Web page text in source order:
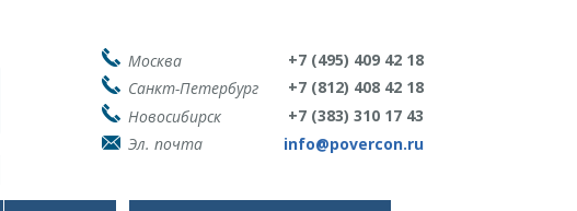
Москва
+7 (495) 409 42 18
Санкт-Петербург
+7 (812) 408 42 18
Новосибирск
+7 (383) 310 17 43
Эл. почта
info@povercon.ru